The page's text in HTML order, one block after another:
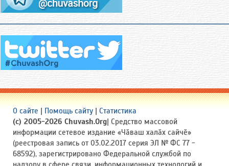
О сайте | Помощь сайту | Статистика
(c) 2005-2026 Chuvash.Org| Средство массовой
информации сетевое издание «Чӑваш халӑх сайчӗ»
(реестровая запись от 03.02.2017 серия ЭЛ № ФС 77 -
68592), зарегистрировано Федеральной службой по